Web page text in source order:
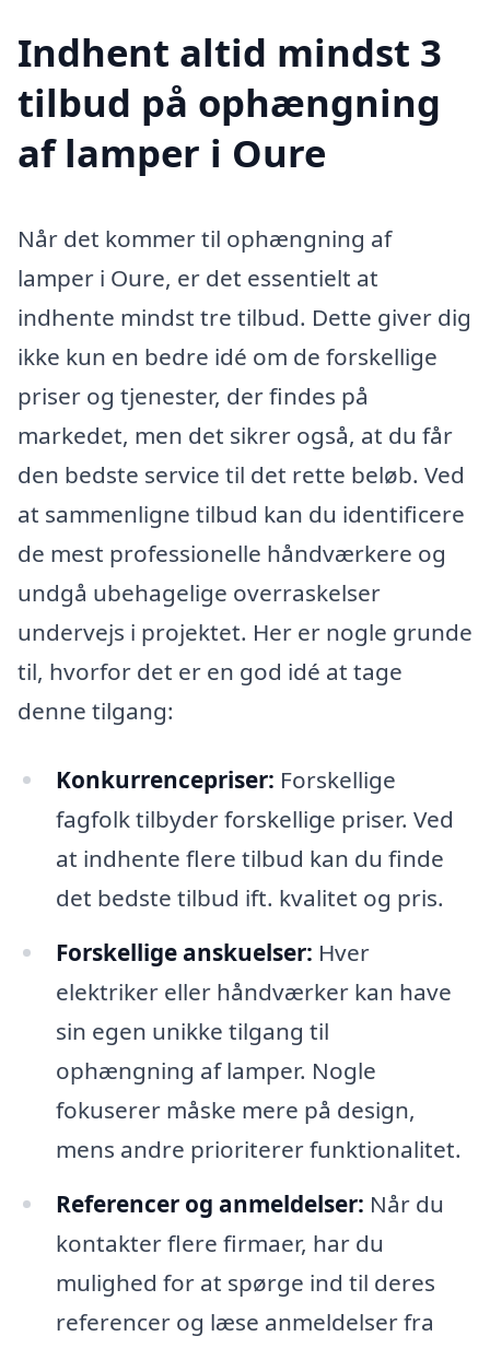
Indhent altid mindst 3
tilbud på ophængning
af lamper i Oure
Når det kommer til ophængning af
lamper i Oure, er det essentielt at
indhente mindst tre tilbud. Dette giver dig
ikke kun en bedre idé om de forskellige
priser og tjenester, der findes på
markedet, men det sikrer også, at du får
den bedste service til det rette beløb. Ved
at sammenligne tilbud kan du identificere
de mest professionelle håndværkere og
undgå ubehagelige overraskelser
undervejs i projektet. Her er nogle grunde
til, hvorfor det er en god idé at tage
denne tilgang:
Konkurrencepriser: Forskellige
fagfolk tilbyder forskellige priser. Ved
at indhente flere tilbud kan du finde
det bedste tilbud ift. kvalitet og pris.
Forskellige anskuelser: Hver
elektriker eller håndværker kan have
sin egen unikke tilgang til
ophængning af lamper. Nogle
fokuserer måske mere på design,
mens andre prioriterer funktionalitet.
Referencer og anmeldelser: Når du
kontakter flere firmaer, har du
mulighed for at spørge ind til deres
referencer og læse anmeldelser fra